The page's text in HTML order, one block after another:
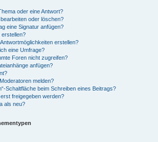
oder eine Antwort?
oder löschen?
eine Signatur anfügen?
erstellen?
erstellen?
eine Umfrage?
Foren nicht zugreifen?
anfügen?
melden?
Schaltfläche beim Schreiben eines Beitrags?
freigegeben werden?
als neu?